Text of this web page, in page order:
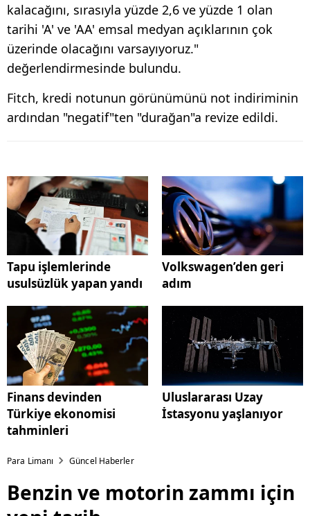
kalacağını, sırasıyla yüzde 2,6 ve yüzde 1 olan
tarihi 'A' ve 'AA' emsal medyan açıklarının çok
üzerinde olacağını varsayıyoruz."
değerlendirmesinde bulundu.
Fitch, kredi notunun görünümünü not indiriminin
ardından "negatif"ten "durağan"a revize edildi.
Tapu işlemlerinde
usulsüzlük yapan yandı
Volkswagen’den geri
adım
Finans devinden
Türkiye ekonomisi
tahminleri
Uluslararası Uzay
İstasyonu yaşlanıyor
Para Limanı Güncel Haberler
Benzin ve motorin zammı için